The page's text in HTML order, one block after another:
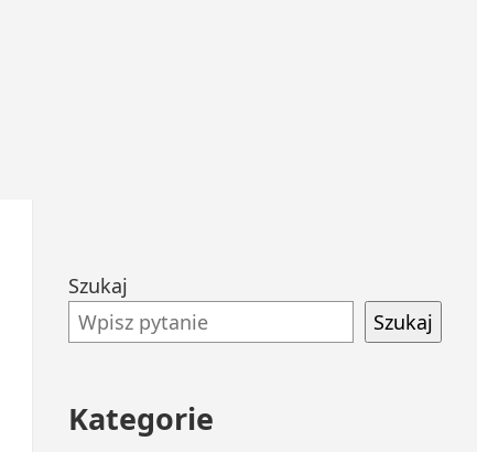
Przejdź
do
stopki
Szukaj
Szukaj
Kategorie